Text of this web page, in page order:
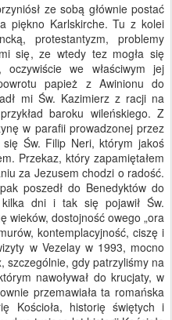
ze sobą głównie postać
piękno Karlskirche. Tu z kolei
protestantyzm, problemy
się, ze wtedy tez mogła się
we właściwym jej
papież z Awinionu do
mi Św. Kazimierz z racji na
baroku wileńskiego. Z
w parafii prowadzonej przez
Św. Filip Neri, którym jakoś
Przekaz, który zapamiętałem
za Jezusem chodzi o radość.
poszedł do Benedyktów do
dni i tak się pojawił Św.
wieków, dostojność owego „ora
kontemplacyjność, ciszę i
w Vezelay w 1993, mocno
szczególnie, gdy patrzyliśmy na
nawoływał do krucjaty, w
przemawiała ta romańska
Kościoła, historię świętych i